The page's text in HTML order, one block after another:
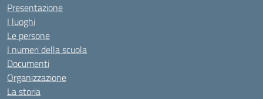
Presentazione
I luoghi
Le persone
I numeri della scuola
Documenti
Organizzazione
La storia